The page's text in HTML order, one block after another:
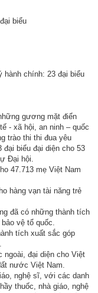
biểu
hành chính: 23 đại biểu
gương mặt điển
- xã hội, an ninh – quốc
trào thi thi đua yêu
biểu đại diện cho 53
Đại hội.
47.713 mẹ Việt Nam
hàng vạn tài năng trẻ
đã có những thành tích
vệ tổ quốc.
tích xuất sắc góp
đại diện cho Việt
nước Việt Nam.
nghệ sĩ, với các danh
thuốc, nhà giáo, nghệ